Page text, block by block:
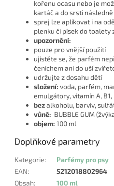
kořenu ocasu nebo je
kartáč a do srsti
sprej lze aplikovat i na
plenku či písek do toalety
upozornění:
pouze pro vnější použití
ujistěte se, že parfém
čenichem ani do uší
udržujte z dosahu dětí
složení: voda, parfém,
emulgátory, vitamín A, B1,
bezalkoholu, barviv,
vůně: BUBBLE GUM
objem: 100 ml
Doplňkové parametry
Kategorie:
Parfémy pro psy
EAN:
5212018802964
Obsah: 100 ml